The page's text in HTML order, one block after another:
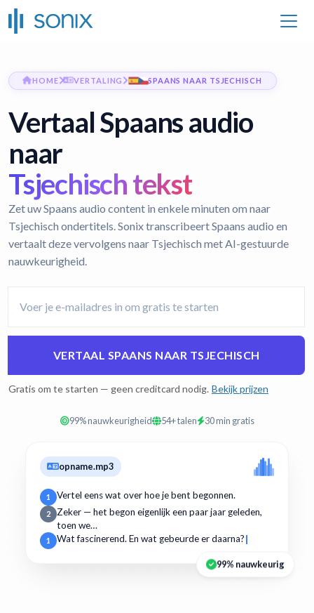
HOME VERTALING SPAANS NAAR TSJECHISCH
Vertaal Spaans audio
naar
Tsjechisch tekst
Zet uw Spaans audio content in enkele minuten om naar
Tsjechisch ondertitels. Sonix transcribeert Spaans audio en
vertaalt deze vervolgens naar Tsjechisch met AI-gestuurde
nauwkeurigheid.
VERTAAL SPAANS NAAR TSJECHISCH
Gratis om te starten — geen creditcard nodig. Bekijk prijzen
99% nauwkeurigheid 54+ talen 30 min gratis
opname.mp3
1 Vertel eens wat over hoe je bent begonnen.
2
Zeker — het begon eigenlijk een paar jaar geleden,
toen we…
1 Wat fascinerend. En wat gebeurde er daarna?
99% nauwkeurig